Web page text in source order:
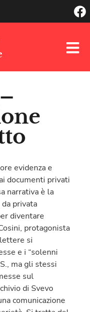
evidenza e
documenti privati
narrativa è la
privata
diventare
protagonista
si
e i “solenni
ma gli stessi
sul
di Svevo
comunicazione